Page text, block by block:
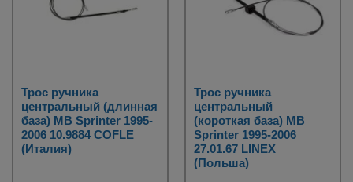
Трос ручника
центральный (длинная
база) MB Sprinter 1995-
2006 10.9884 COFLE
(Италия)
Трос ручника
центральный
(короткая база) MB
Sprinter 1995-2006
27.01.67 LINEX
(Польша)